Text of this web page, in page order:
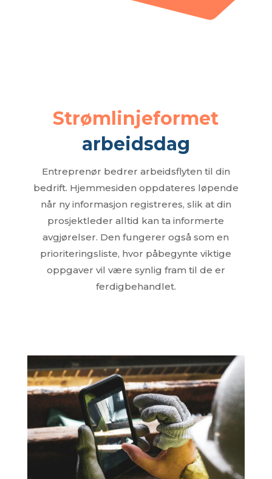
Strømlinjeformet
arbeidsdag
Entreprenør bedrer arbeidsflyten til din
bedrift. Hjemmesiden oppdateres løpende
når ny informasjon registreres, slik at din
prosjektleder alltid kan ta informerte
avgjørelser. Den fungerer også som en
prioriteringsliste, hvor påbegynte viktige
oppgaver vil være synlig fram til de er
ferdigbehandlet.